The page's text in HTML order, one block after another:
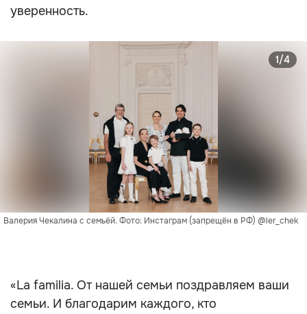
уверенность.
Валерия Чекалина с семьёй. Фото: Инстаграм (запрещён в РФ) @ler_chek
1/4
«La familia. От нашей семьи поздравляем ваши
семьи. И благодарим каждого, кто